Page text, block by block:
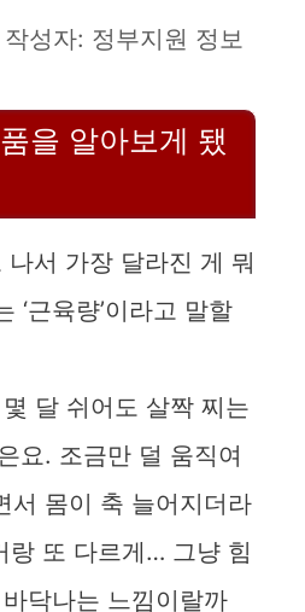
작성자: 정부지원 정보
을 알아보게 됐
서 가장 달라진 게 뭐
‘근육량’이라고 말할
달 쉬어도 살짝 찌는
요. 조금만 덜 움직여
서 몸이 축 늘어지더라
랑 또 다르게… 그냥 힘
닥나는 느낌이랄까